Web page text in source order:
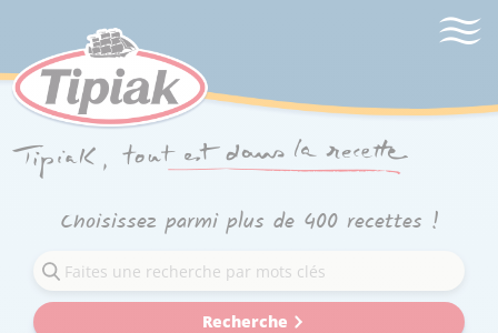
Choisissez parmi plus de 400 recettes !
Recherche